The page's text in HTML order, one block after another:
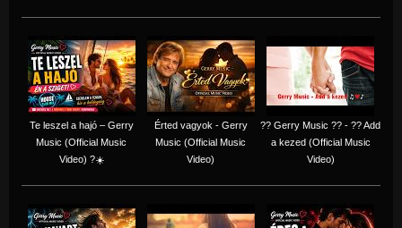
Te leszel a hajó – Gerry
Music (Official Music
Video) ?☀️
Érted vagyok - Gerry
Music (Official Music
Video)
?? Gerry Music ?? - ?? Add
a kezed (Official Music
Video)